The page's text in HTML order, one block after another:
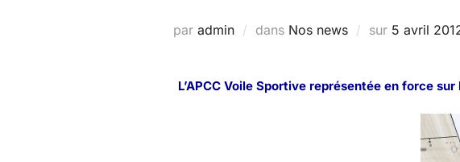
paradmin dans Nos news sur 5 avril
L’APCC Voile Sportive représentée en force sur